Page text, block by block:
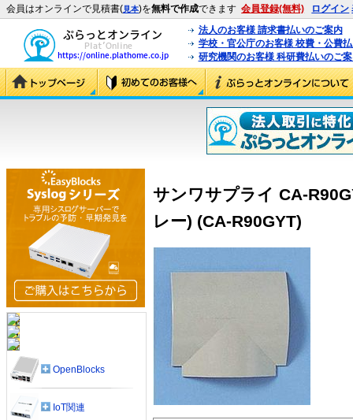
会員はオンラインで見積書(見本)を無料で作成できます 会員登録(無料) ログイン
法人のお客様 請求書払いのご案内
学校・官公庁のお客様 校費・公費
研究機関のお客様 科研費払いのご
サンワサプライ CA-
レー) (CA-R90GYT)
OpenBlocks
IoT関連